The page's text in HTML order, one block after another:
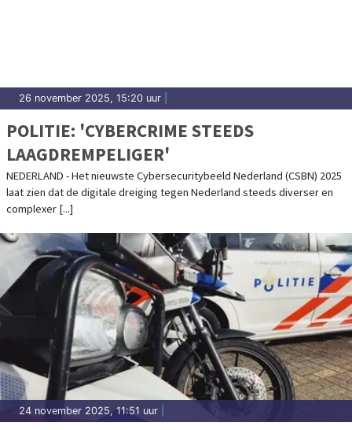
26 november 2025, 15:20 uur
POLITIE: 'CYBERCRIME STEEDS
LAAGDREMPELIGER'
NEDERLAND - Het nieuwste Cybersecuritybeeld Nederland (CSBN) 2025
laat zien dat de digitale dreiging tegen Nederland steeds diverser en
complexer [...]
24 november 2025, 11:51 uur